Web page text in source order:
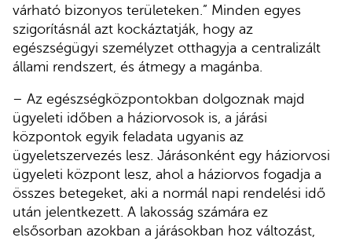
várható bizonyos területeken.” Minden egyes
szigorításnál azt kockáztatják, hogy az
egészségügyi személyzet otthagyja a centralizált
állami rendszert, és átmegy a magánba.
– Az egészségközpontokban dolgoznak majd
ügyeleti időben a háziorvosok is, a járási
központok egyik feladata ugyanis az
ügyeletszervezés lesz. Járásonként egy háziorvosi
ügyeleti központ lesz, ahol a háziorvos fogadja a
összes betegeket, aki a normál napi rendelési idő
után jelentkezett. A lakosság számára ez
elsősorban azokban a járásokban hoz változást,